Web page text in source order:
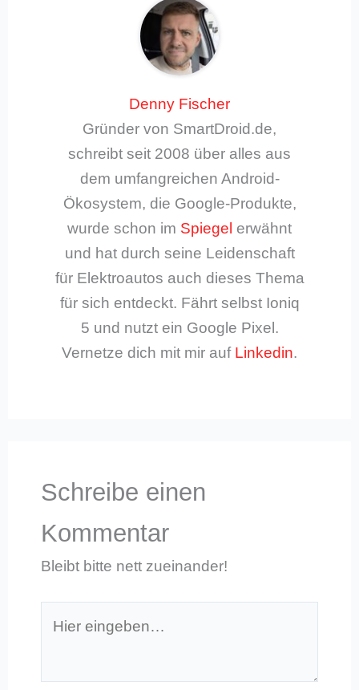
Denny Fischer
Gründer von SmartDroid.de,
schreibt seit 2008 über alles aus
dem umfangreichen Android-
Ökosystem, die Google-Produkte,
wurde schon im Spiegel erwähnt
und hat durch seine Leidenschaft
für Elektroautos auch dieses Thema
für sich entdeckt. Fährt selbst Ioniq
5 und nutzt ein Google Pixel.
Vernetze dich mit mir auf Linkedin.
Schreibe einen
Kommentar
Bleibt bitte nett zueinander!
eingeben…